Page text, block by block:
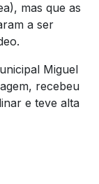
mas que as
a ser
Miguel
recebeu
e teve alta